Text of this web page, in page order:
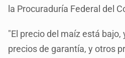
la Procuraduría Federal del
"El precio del maíz está
precios de garantía, y otros